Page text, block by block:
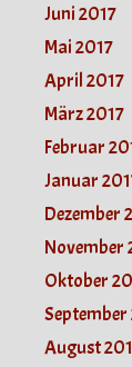
Juni 2017
Mai 2017
April 2017
März 2017
Februar
Januar
Dezember
November
Oktober
September
August